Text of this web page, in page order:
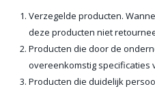
Verzegelde producten.
deze producten niet
Producten die door de
overeenkomstig specificaties
Producten die duidelijk